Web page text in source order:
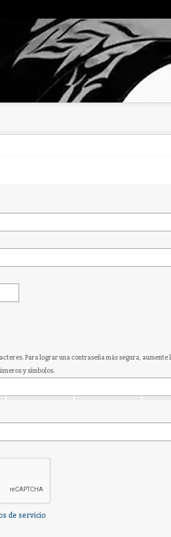
Para lograr una contraseña más segura, aumente
y símbolos.
de servicio